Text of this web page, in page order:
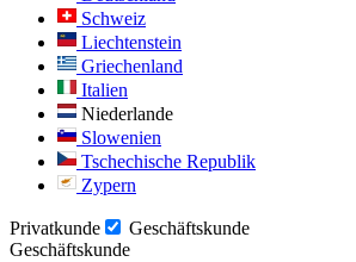
Schweiz
Liechtenstein
Griechenland
Italien
Niederlande
Slowenien
Tschechische Republik
Zypern
Privatkunde
Geschäftskunde
Geschäftskunde